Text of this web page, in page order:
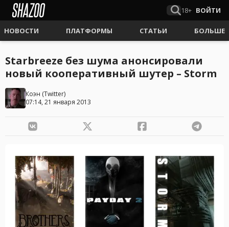
18+ ВОЙТИ
НОВОСТИ ПЛАТФОРМЫ СТАТЬИ БОЛЬШЕ
Starbreeze без шума анонсировали
новый кооперативный шутер – Storm
Коэн (Twitter)
07:14, 21 января 2013